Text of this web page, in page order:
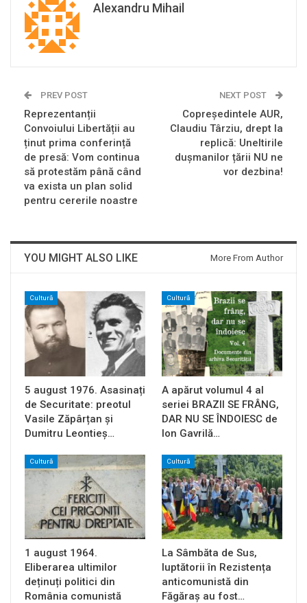
Alexandru Mihail
PREV POST
Reprezentanții
Convoiului Libertății au
ținut prima conferință
de presă: Vom continua
să protestăm până când
va exista un plan solid
pentru cererile noastre
NEXT POST
Copreședintele AUR,
Claudiu Târziu, drept la
replică: Uneltirile
dușmanilor țării NU ne
vor dezbina!
YOU MIGHT ALSO LIKE More From Author
Cultură
5 august 1976. Asasinați
de Securitate: preotul
Vasile Zăpârțan și
Dumitru Leontieș…
Cultură
A apărut volumul 4 al
seriei BRAZII SE FRÂNG,
DAR NU SE ÎNDOIESC de
Ion Gavrilă…
Cultură
1 august 1964.
Eliberarea ultimilor
deținuți politici din
România comunistă
Cultură
La Sâmbăta de Sus,
luptătorii în Rezistența
anticomunistă din
Făgăraș au fost…